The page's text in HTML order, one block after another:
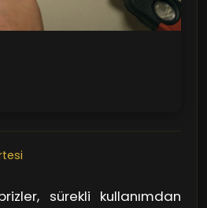
sürekli kullanımdan